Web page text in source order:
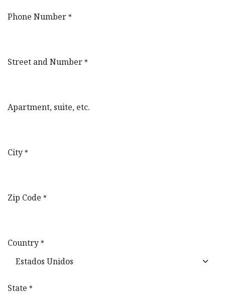
Phone Number *
Street and Number *
Apartment, suite, etc.
City *
Zip Code *
Country *
State *